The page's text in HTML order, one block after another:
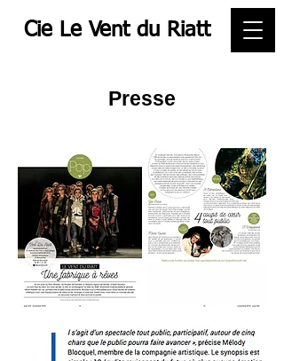
Cie Le Vent du Riatt
Presse